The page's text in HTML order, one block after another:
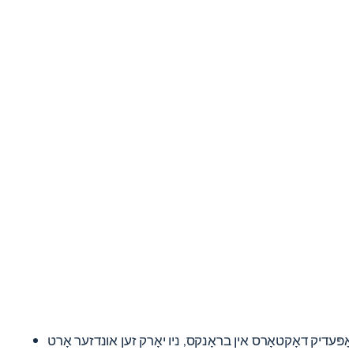
דאָקטאָרס אין בראָנקס, ניו יאָרקזען אונדזער אָרט